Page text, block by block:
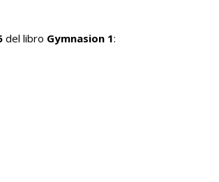
del libro Gymnasion 1: